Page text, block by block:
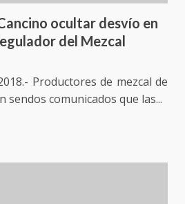
ocultar desvío en
del Mezcal
Productores de mezcal de
sendos comunicados que las...